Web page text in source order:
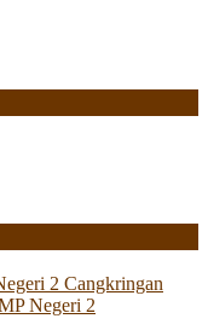
2 Cangkringan
Negeri 2